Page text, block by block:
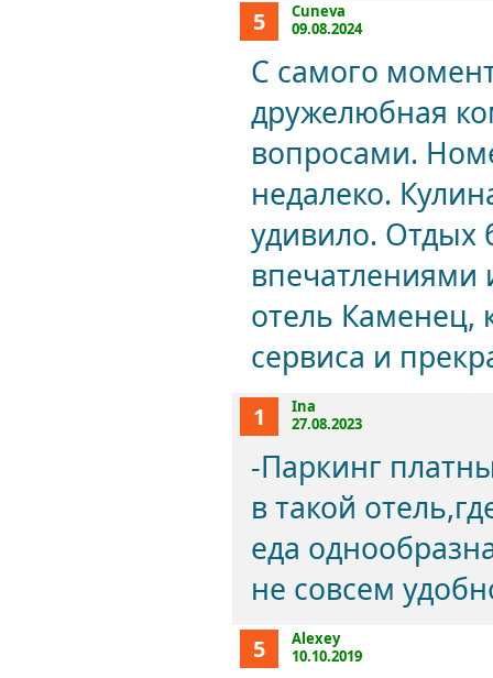
5
Cuneva
09.08.2024
С самого
дружелюбная
вопросами.
недалеко.
удивило. Отдых
впечатлениями
отель Каменец,
сервиса и
1
Ina
27.08.2023
-Паркинг
в такой
еда
не совсем
5
Alexey
10.10.2019